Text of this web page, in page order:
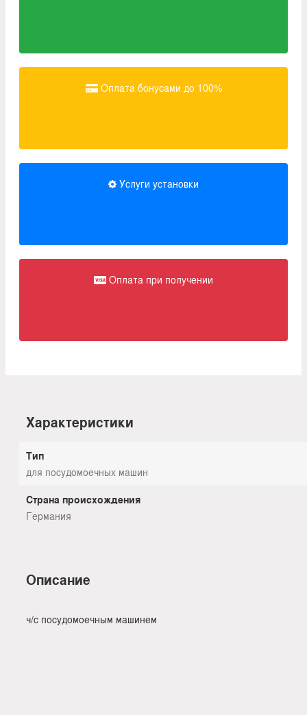
Оплата бонусами до 100%
Услуги установки
Оплата при получении
Характеристики
Тип
для посудомоечных машин
Страна происхождения
Германия
Описание
ч/с посудомоечным машинем